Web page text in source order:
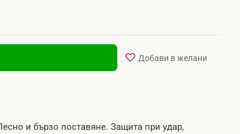
Добави в желани
и бързо поставяне. Защита при удар,